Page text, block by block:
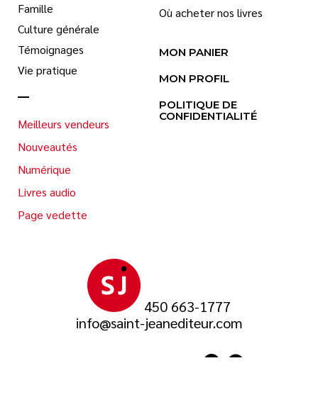
450 663-1777
info@saint-jeanediteur.com
Famille
Culture générale
Témoignages
Vie pratique
Meilleurs vendeurs
Nouveautés
Numérique
Livres audio
Page vedette
Où acheter nos livres
MON PANIER
MON PROFIL
POLITIQUE DE
CONFIDENTIALITÉ